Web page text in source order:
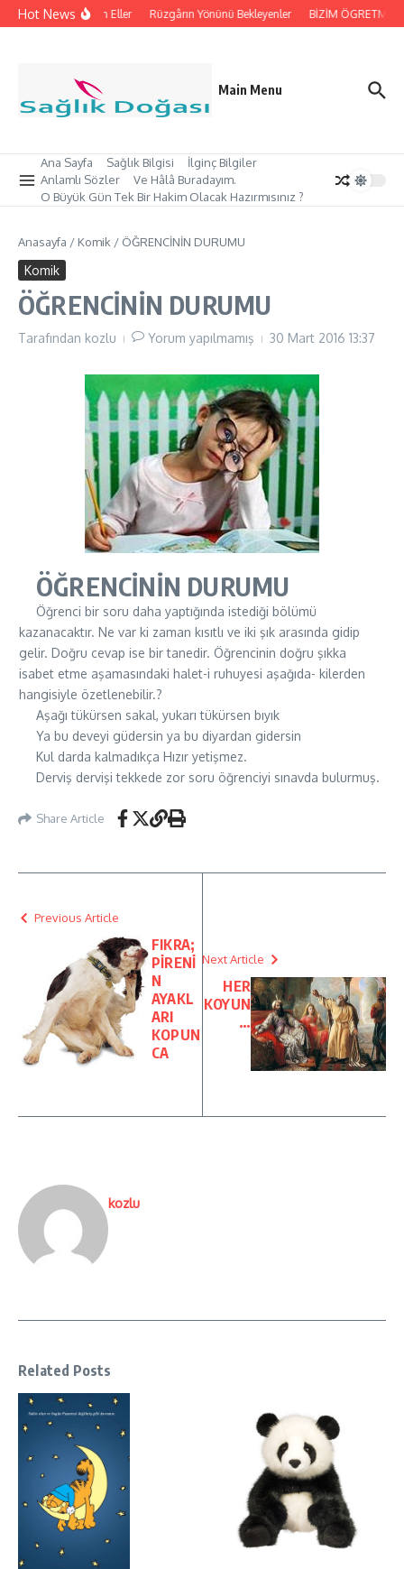
İçeriğe atla
Hot Newsİpleri Tutan Eller Rüzgârın Yönünü Bekleyenler BİZİM
Main Menu
Ana Sayfa Sağlık Bilgisi
İlginç Bilgiler
Anlamlı Sözler
Ve Hâlâ Buradayım.
O Büyük Gün Tek Bir Hakim Olacak Hazırmısınız ?
Anasayfa / Komik / ÖĞRENCİNİN DURUMU
Komik
ÖĞRENCİNİN DURUMU
Tarafından kozlu Yorum yapılmamış 30 Mart 2016 13:37
ÖĞRENCİNİN DURUMU
Öğrenci bir soru daha yaptığında istediği bölümü
kazanacaktır. Ne var ki zaman kısıtlı ve iki şık arasında gidip
gelir. Doğru cevap ise bir tanedir. Öğrencinin doğru şıkka
isabet etme aşamasındaki halet-i ruhuyesi aşağıda- kilerden
hangisiyle özetlenebilir.?
Aşağı tükürsen sakal, yukarı tükürsen bıyık
Ya bu deveyi güdersin ya bu diyardan gidersin
Kul darda kalmadıkça Hızır yetişmez.
Derviş dervişi tekkede zor soru öğrenciyi sınavda bulurmuş.
Share Article
Previous Article
FIKRA;
PİRENİ
N
AYAKL
ARI
KOPUN
CA
Next Article
HER
KOYUN
…
kozlu
Related Posts